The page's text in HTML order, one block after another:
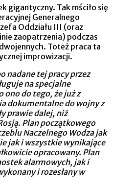
gigantyczny. Tak mściło się
Generalnego
Oddziału III (oraz
zaopatrzenia) podczas
Toteż praca ta
impro­wizacji.
nadane tej pracy przez
na specjalne
ono do tego, że już z
dokumentalne do wojny z
prawie dalej, niż
Plan początkowego
Naczelnego Wodza jak
jak i wszystkie wynikające
opra­cowany. Plan
alarmowych, jak i
i rozesłany w